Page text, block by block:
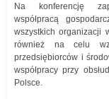
Na konferencję
współpracą
wszystkich organizacji
również na celu
przedsiębiorców i
współpracy przy
Polsce.